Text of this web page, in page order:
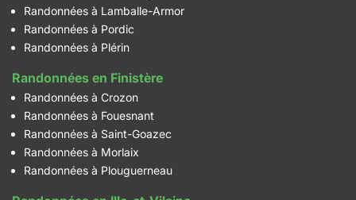
Randonnées à Lamballe-Armor
Randonnées à Pordic
Randonnées à Plérin
Randonnées en Finistère
Randonnées à Crozon
Randonnées à Fouesnant
Randonnées à Saint-Goazec
Randonnées à Morlaix
Randonnées à Plouguerneau